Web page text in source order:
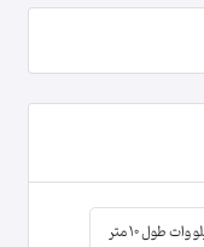
کانوایر ماکرویو 20 کیلو وات طول 10 متر